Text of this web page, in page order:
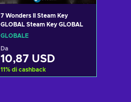
7 Wonders II Steam Key
GLOBAL Steam Key GLOBAL
GLOBALE
Da
10,87 USD
11% di cashback